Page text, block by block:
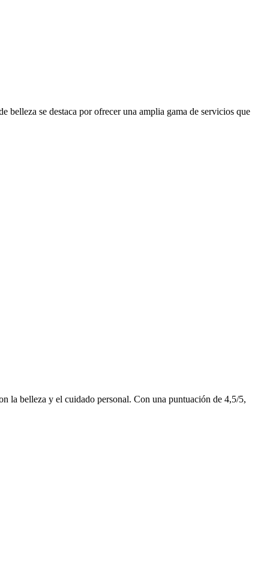
se destaca por ofrecer una amplia gama de servicios que
la belleza y el cuidado personal. Con una puntuación de 4,5/5,